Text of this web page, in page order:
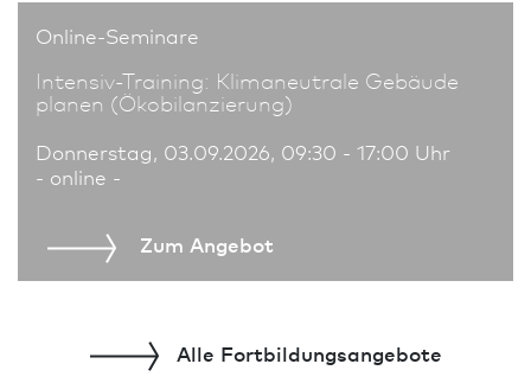
Online-Seminare
Intensiv-Training: Klimaneutrale Gebäude
planen (Ökobilanzierung)
Donnerstag, 03.09.2026, 09:30 - 17:00 Uhr
- online -
Zum An­ge­bot
Alle Fort­bildungs­angebote